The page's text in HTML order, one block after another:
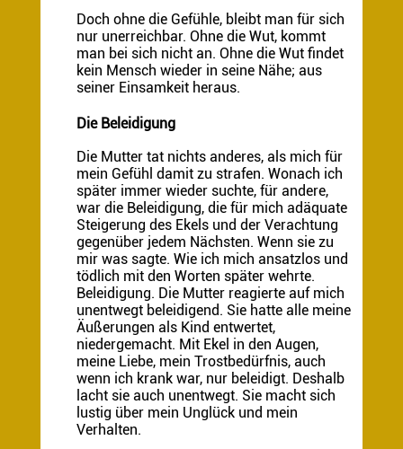
Doch ohne die Gefühle, bleibt man für sich
nur unerreichbar. Ohne die Wut, kommt
man bei sich nicht an. Ohne die Wut findet
kein Mensch wieder in seine Nähe; aus
seiner Einsamkeit heraus.
Die Beleidigung
Die Mutter tat nichts anderes, als mich für
mein Gefühl damit zu strafen. Wonach ich
später immer wieder suchte, für andere,
war die Beleidigung, die für mich adäquate
Steigerung des Ekels und der Verachtung
gegenüber jedem Nächsten. Wenn sie zu
mir was sagte. Wie ich mich ansatzlos und
tödlich mit den Worten später wehrte.
Beleidigung. Die Mutter reagierte auf mich
unentwegt beleidigend. Sie hatte alle meine
Äußerungen als Kind entwertet,
niedergemacht. Mit Ekel in den Augen,
meine Liebe, mein Trostbedürfnis, auch
wenn ich krank war, nur beleidigt. Deshalb
lacht sie auch unentwegt. Sie macht sich
lustig über mein Unglück und mein
Verhalten.